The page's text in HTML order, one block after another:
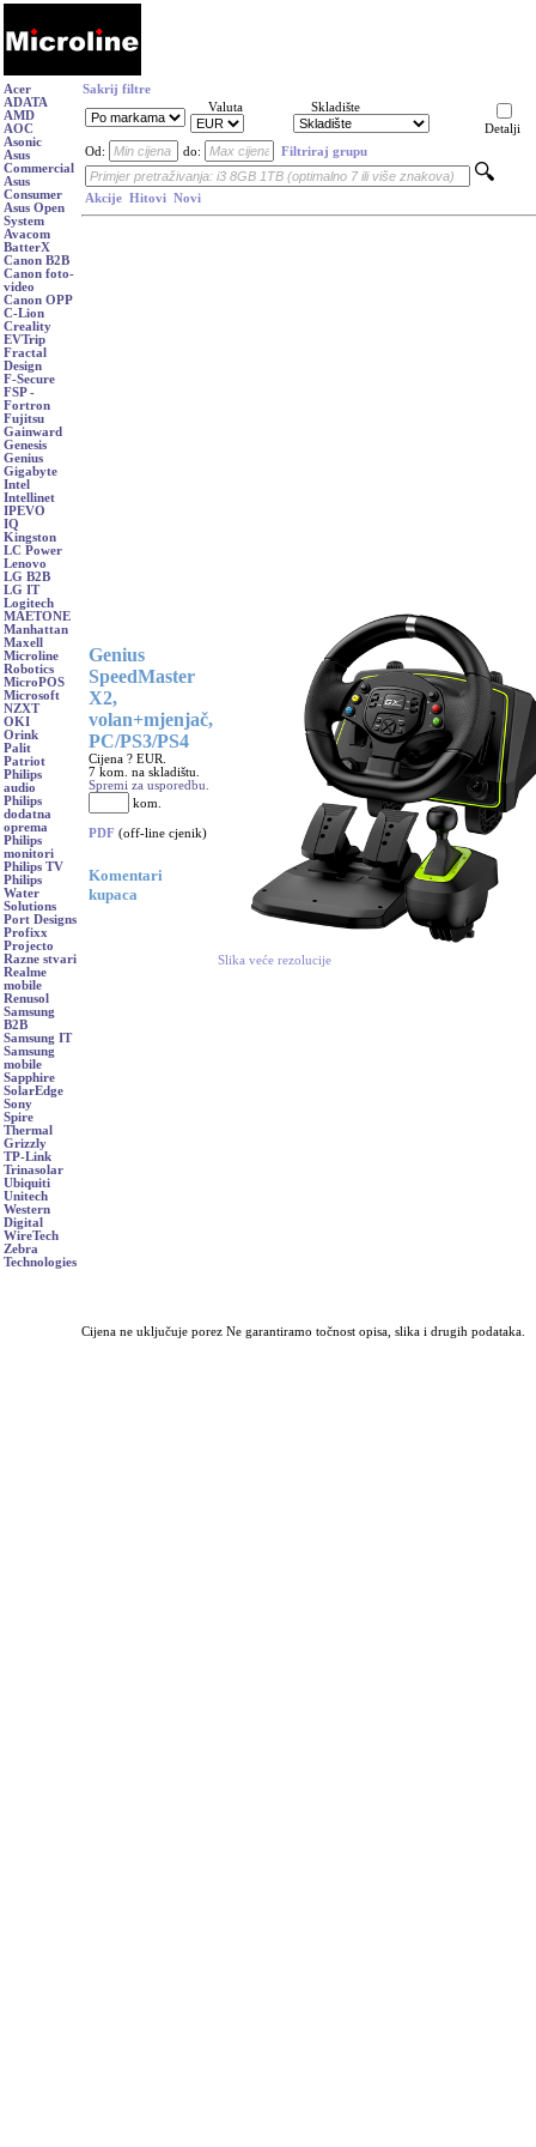
Acer
ADATA
AMD
AOC
Asonic
Asus
Commercial
Asus
Consumer
Asus Open
System
Avacom
BatterX
Canon B2B
Canon foto-
video
Canon OPP
C-Lion
Creality
EVTrip
Fractal
Design
F-Secure
FSP -
Fortron
Fujitsu
Gainward
Genesis
Genius
Gigabyte
Intel
Intellinet
IPEVO
IQ
Kingston
LC Power
Lenovo
LG B2B
LG IT
Logitech
MAETONE
Manhattan
Maxell
Microline
Robotics
MicroPOS
Microsoft
NZXT
OKI
Orink
Palit
Patriot
Philips
audio
Philips
dodatna
oprema
Philips
monitori
Philips TV
Philips
Water
Solutions
Port Designs
Profixx
Projecto
Razne stvari
Realme
mobile
Renusol
Samsung
B2B
Samsung IT
Samsung
mobile
Sapphire
SolarEdge
Sony
Spire
Thermal
Grizzly
TP-Link
Trinasolar
Ubiquiti
Unitech
Western
Digital
WireTech
Zebra
Technologies
Sakrij filtre
Valuta
Skladište
Detalji
Od:
do: Filtriraj grupu
Akcije Hitovi Novi
Genius
SpeedMaster
X2,
volan+mjenjač,
PC/PS3/PS4
Cijena ? EUR.
7 kom. na skladištu.
Spremi za usporedbu.
kom.
PDF (off-line cjenik)
Komentari
kupaca
Slika veće rezolucije
Cijena ne uključuje porez Ne garantiramo točnost opisa, slika i drugih podataka.